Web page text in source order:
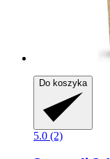
Do koszyka
5.0 (2)